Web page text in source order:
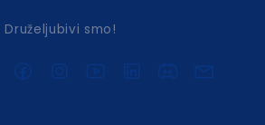
Druželjubivi smo!